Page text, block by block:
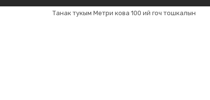
Танак тукым Метри кова 100 ий гоч тошкалын